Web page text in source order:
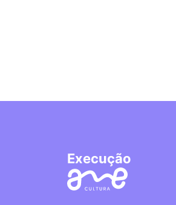
Execução